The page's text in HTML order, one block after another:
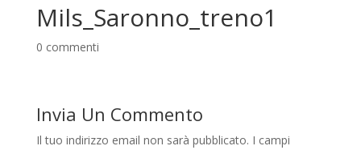
Mils_Saronno_treno1
0 commenti
Invia Un Commento
Il tuo indirizzo email non sarà pubblicato. I campi